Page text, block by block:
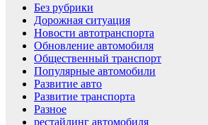
Без рубрики
Дорожная ситуация
Новости автотранспорта
Обновление автомобиля
Общественный транспорт
Популярные автомобили
Развитие авто
Развитие транспорта
Разное
рестайлинг автомобиля